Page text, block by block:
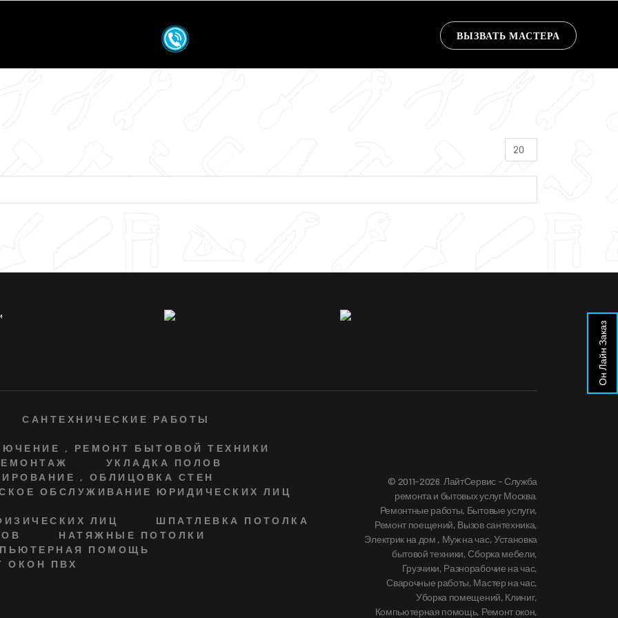
Он Лайн Заказ
ВЫЗВАТЬ МАСТЕРА
Кол-во строк:
САНТЕХНИЧЕСКИЕ РАБОТЫ
, РЕМОНТ БЫТОВОЙ ТЕХНИКИ
УКЛАДКА ПОЛОВ
, ОБЛИЦОВКА СТЕН
ОБСЛУЖИВАНИЕ ЮРИДИЧЕСКИХ ЛИЦ
ЛИЦ
ШПАТЛЕВКА ПОТОЛКА
НАТЯЖНЫЕ ПОТОЛКИ
ПОМОЩЬ
ОКОН ПВХ
© 2011-2026. ЛайтСервис - Служба
ремонта и бытовых услуг Москва.
Ремонтные работы, Бытовые услуги,
Ремонт поещений, Вызов сантехника,
Электрик на дом , Муж на час, Установка
бытовой техники, Сборка мебели,
Грузчики, Разнорабочие на час,
Сварочные работы, Мастер на час,
Уборка помещений, Клиниг,
Компьютерная помощь, Ремонт окон,